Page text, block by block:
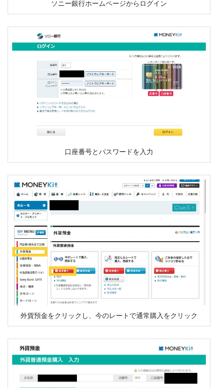
ソニー銀行ホームページからログイン
口座番号とパスワードを入力
外貨預金をクリックし、今のレートで通常購入をクリック